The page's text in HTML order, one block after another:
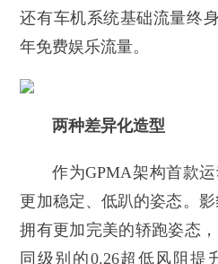
还有车机系统基础流量终
年免费娱乐流量。
两种差异化造型
作为GPMA架构首款
更加稳定、低趴的姿态。影
拥有更加完美的轿跑姿态
同级别的0.26超低风阻提